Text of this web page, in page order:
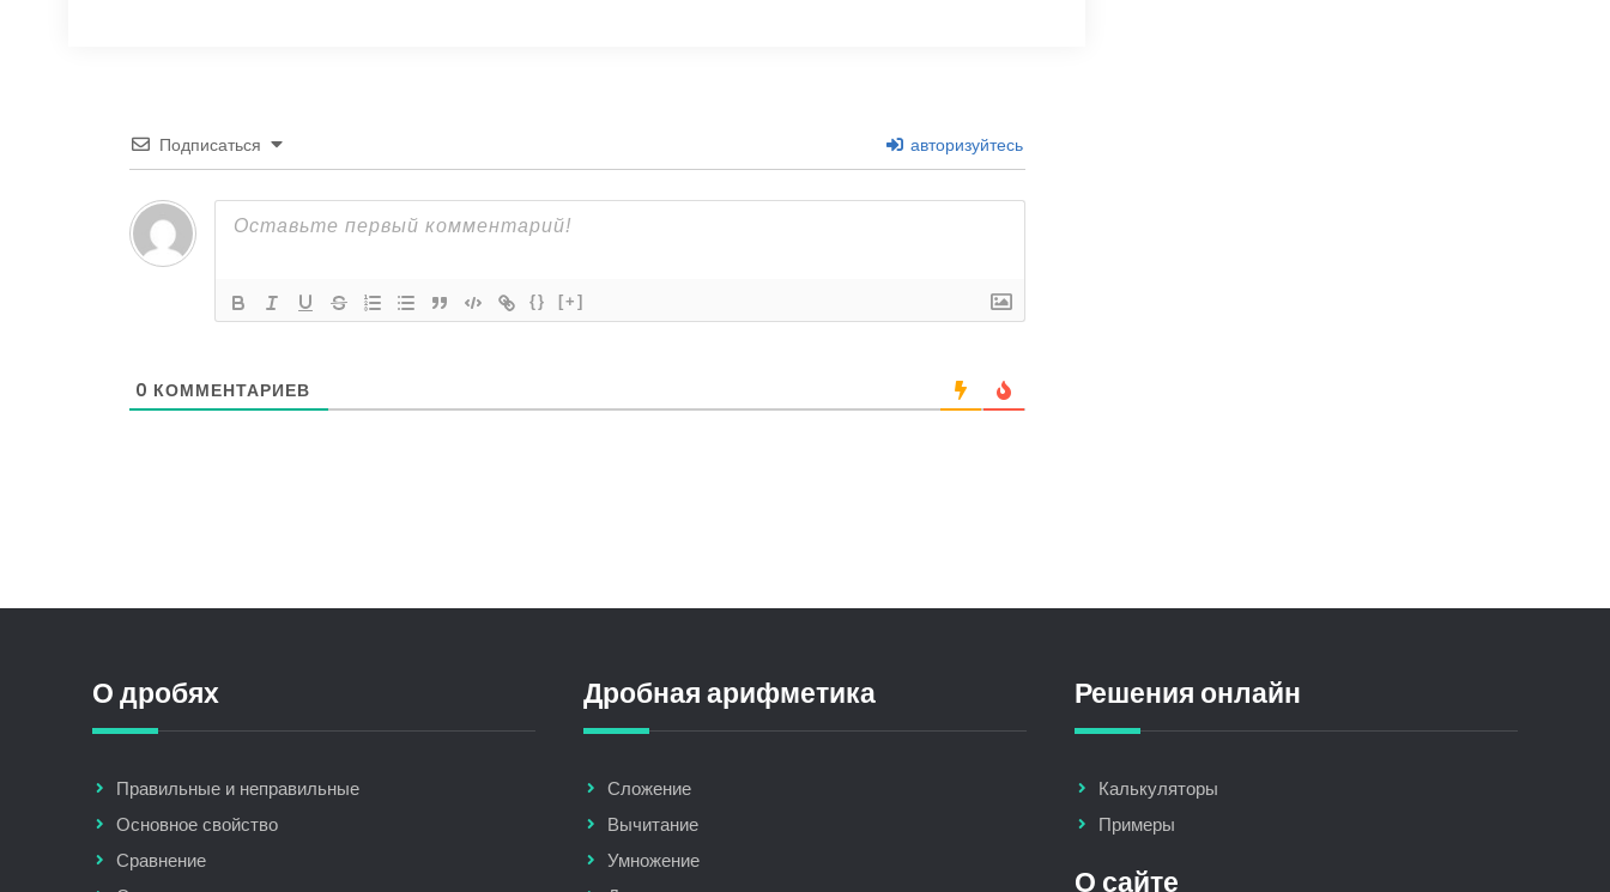
Подписаться авторизуйтесь
{} [+]
0 КОММЕНТАРИЕВ
О дробях
Правильные и неправильные
Основное свойство
Сравнение
Дробная арифметика
Сложение
Вычитание
Умножение
Решения онлайн
Калькуляторы
Примеры
О сайте